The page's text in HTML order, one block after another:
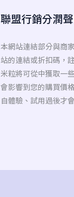
聯盟行銷分潤
本網站連結部分與商
站的連結或折扣碼，
米粒將可從中獲取一
會影響到您的購買價
自體驗、試用過後才